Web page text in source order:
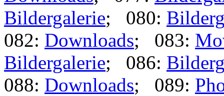
Bildergalerie; 080:
082: Downloads; 083:
Bildergalerie; 086:
088: Downloads; 089: